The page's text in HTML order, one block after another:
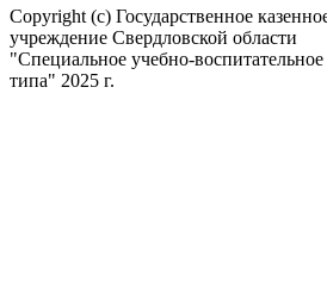
Copyright (c) Государственное
учреждение Свердловской области
"Специальное учебно-
типа" 2025 г.